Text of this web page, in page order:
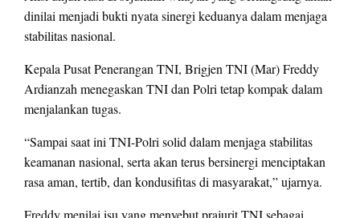
dinilai menjadi bukti nyata sinergi keduanya dalam menjaga
stabilitas nasional.
Kepala Pusat Penerangan TNI, Brigjen TNI (Mar) Freddy
Ardianzah menegaskan TNI dan Polri tetap kompak dalam
menjalankan tugas.
“Sampai saat ini TNI-Polri solid dalam menjaga stabilitas
keamanan nasional, serta akan terus bersinergi menciptakan
rasa aman, tertib, dan kondusifitas di masyarakat,” ujarnya.
Freddy menilai isu yang menyebut prajurit TNI sebagai